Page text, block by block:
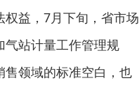
益，7月下旬，省市场
气站计量工作管理规
领域的标准空白，也